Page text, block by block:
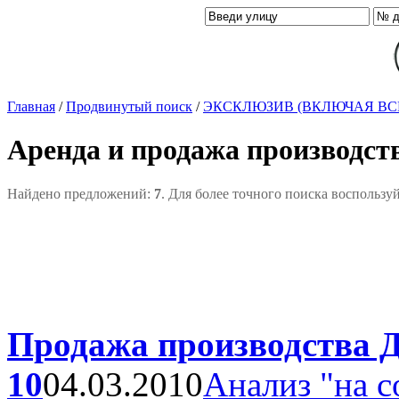
Главная /Продвинутый поиск /ЭКСКЛЮЗИВ (ВКЛЮЧАЯ
Аренда и продажа
Найдено предложений: 7. Для более точного поиска
Продажа производства
1004.03.2010Анализ "на